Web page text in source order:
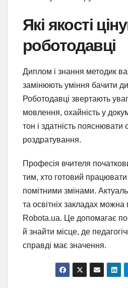
Які якості
роботодавці
Диплом і знання методик
замінюють уміння бачити
Роботодавці звертають
мовлення, охайність у
тон і здатність пояснювати
роздратування.
Професія вчителя
тим, хто готовий
помітними змінами.
та освітніх закладах
Robota.ua. Це допомагає
й знайти місце, де
справді має значення.